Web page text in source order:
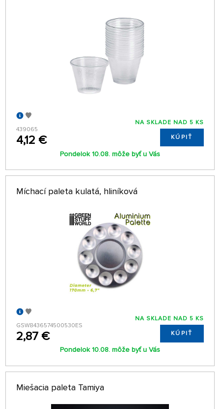
439065
4,12 €
NA SKLADE NAD 5 KS
KÚPIŤ
Pondelok 10.08. môže byť u Vás
Míchací paleta kulatá, hliníková
GSW8436574500530ES
2,87 €
NA SKLADE NAD 5 KS
KÚPIŤ
Pondelok 10.08. môže byť u Vás
Miešacia paleta Tamiya